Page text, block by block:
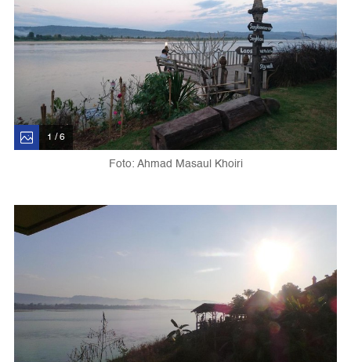
1 / 6
Foto: Ahmad Masaul Khoiri